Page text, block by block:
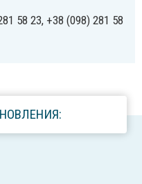
58 23, +38 (098) 281 58